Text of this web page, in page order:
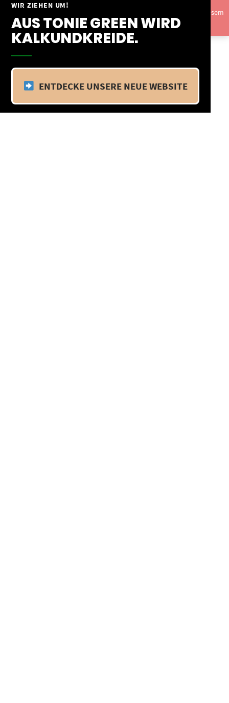
WIR ZIEHEN UM!
AUS TONIE GREEN WIRD
KALKUNDKREIDE.
ENTDECKE UNSERE NEUE WEBSITE
Springe
Inhalt
Vom 09.04.25 - 20.04.25 befinden wir uns im Betriebsurlaub. In diesem
Zeitraum findet kein Versand statt.Ausblenden